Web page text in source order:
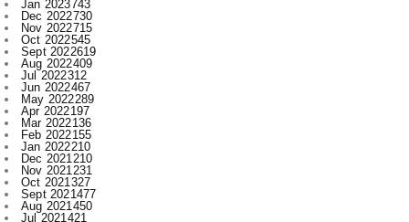
Aug 2022409
Jul 2022312
Jun 2022467
May 2022289
Apr 2022197
Mar 2022136
Feb 2022155
Jan 2022210
Dec 2021210
Nov 2021231
Oct 2021327
Sept 2021477
Aug 2021450
Jul 2021421
Jun 2021396
May 2021393
Apr 2021340
Mar 2021393